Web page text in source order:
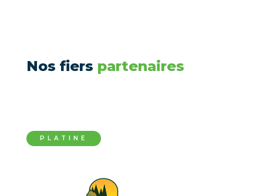
Nos fiers partenaires
PLATINE